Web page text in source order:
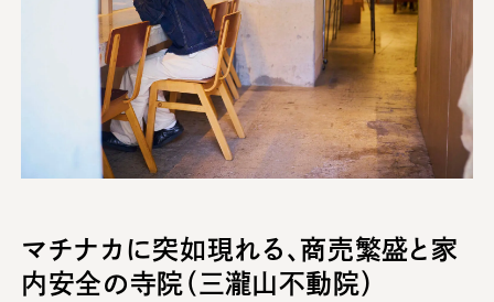
マチナカに突如現れる、商売繁盛と家
内安全の寺院（三瀧山不動院）